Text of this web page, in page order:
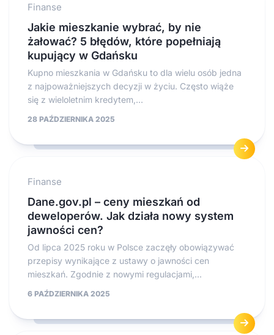
Finanse
Jakie mieszkanie wybrać, by nie
żałować? 5 błędów, które popełniają
kupujący w Gdańsku
Kupno mieszkania w Gdańsku to dla wielu osób jedna
z najpoważniejszych decyzji w życiu. Często wiąże
się z wieloletnim kredytem,...
28 PAŹDZIERNIKA 2025
Finanse
Dane.gov.pl – ceny mieszkań od
deweloperów. Jak działa nowy system
jawności cen?
Od lipca 2025 roku w Polsce zaczęły obowiązywać
przepisy wynikające z ustawy o jawności cen
mieszkań. Zgodnie z nowymi regulacjami,...
6 PAŹDZIERNIKA 2025